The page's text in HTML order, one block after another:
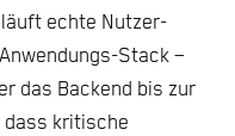
echte Nutzer-
Stack –
das Backend bis zur
dass kritische